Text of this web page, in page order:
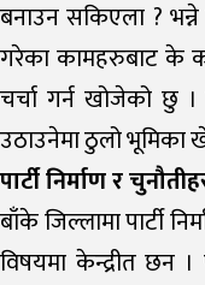
बनाउन सकिएला ? भन्ने
गरेका कामहरुबाट के
चर्चा गर्न खोजेको छु ।
उठाउनेमा ठुलो
पार्टी निर्माण र
बाँके जिल्लामा पार्टी
विषयमा केन्द्रीत छन